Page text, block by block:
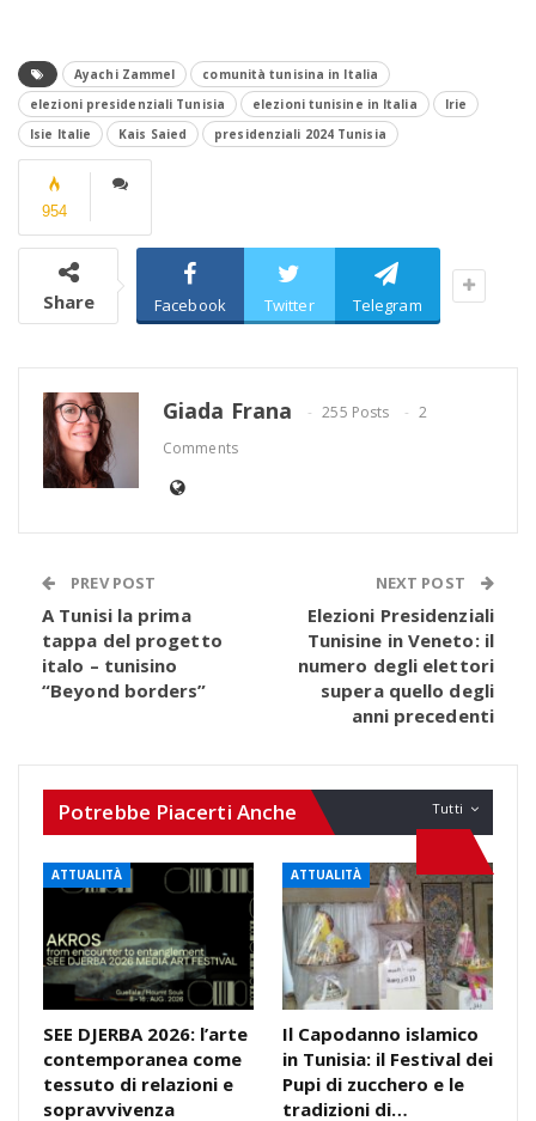
Ayachi Zammel
comunità tunisina in Italia
elezioni presidenziali Tunisia
elezioni tunisine in Italia
Irie
Isie Italie
Kais Saied presidenziali 2024 Tunisia
954
Share Facebook Twitter Telegram
Giada Frana 255 Posts
2
Comments
PREV POST
A Tunisi la prima
tappa del progetto
italo – tunisino
“Beyond borders”
NEXT POST
Elezioni Presidenziali
Tunisine in Veneto: il
numero degli elettori
supera quello degli
anni precedenti
Tutti
Potrebbe Piacerti Anche
ATTUALITÀ
SEE DJERBA 2026: l’arte
contemporanea come
tessuto di relazioni e
sopravvivenza
ATTUALITÀ
Il Capodanno islamico
in Tunisia: il Festival dei
Pupi di zucchero e le
tradizioni di…